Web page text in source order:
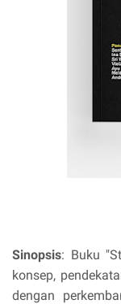
Sinopsis: Buku
konsep,
dengan